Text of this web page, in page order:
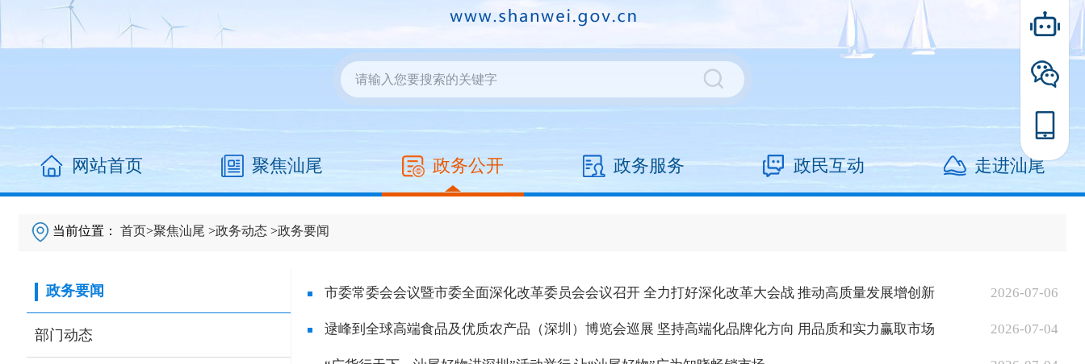
网站首页 聚焦汕尾 政务公开 政务服务 政民互动 走进汕尾
当前位置：首页>聚焦汕尾 >政务动态 >政务要闻
政务要闻
部门动态
市委常委会会议暨市委全面深化改革委员会会议召开 全力打好深化改革大会战 推动高质量发展增创新
优势...
2026-07-06
逯峰到全球高端食品及优质农产品（深圳）博览会巡展 坚持高端化品牌化方向 用品质和实力赢取市场 2026-07-04